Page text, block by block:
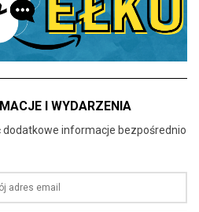
I WYDARZENIA
informacje bezpośrednio